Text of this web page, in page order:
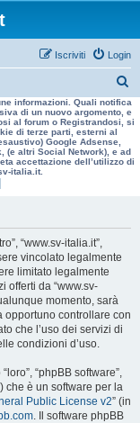
Login
Iscriviti
e
r
a
informazioni. Quali notifica
di un nuovo argomento, e
al forum o Registrandosi, si
di terze parti, esterni al
Google Adsense,
(e altri Social Network), e ad
accettazione dell’utilizzo di
italia.it.
“www.sv-italia.it”,
vincolato legalmente
limitato legalmente
offerti da “www.sv-
momento, sarà
opportuno controllare con
che l’uso dei servizi di
condizioni d’uso.
“phpBB software”,
che è un software per la
Public License v2” (in
. Il software phpBB